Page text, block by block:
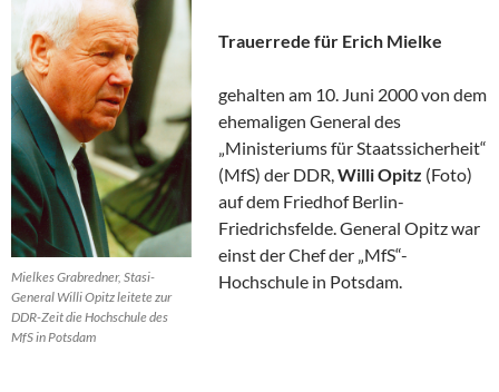
Mielkes Grabredner, Stasi-
General Willi Opitz leitete zur
DDR-Zeit die Hochschule des
MfS in Potsdam
Trauerrede für Erich Mielke
gehalten am 10. Juni 2000 von dem
ehemaligen General des
„Ministeriums für Staatssicherheit“
(MfS) der DDR,Willi Opitz (Foto)
auf dem Friedhof Berlin-
Friedrichsfelde. General Opitz war
einst der Chef der „MfS“-
Hochschule in Potsdam.